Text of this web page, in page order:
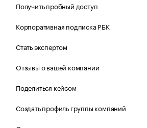
Получить пробный доступ
Корпоративная подписка РБК
Стать экспертом
Отзывы о вашей компании
Поделиться кейсом
Создать профиль группы компаний